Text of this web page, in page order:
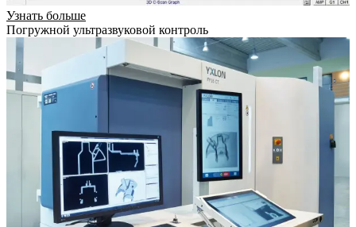
Узнать больше
Погружной ультразвуковой контроль